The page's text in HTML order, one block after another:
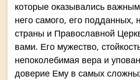
которые оказывались
него самого, его подданных,
страны и Православной
вами. Его мужество,
непоколебимая вера и
доверие Ему в самых